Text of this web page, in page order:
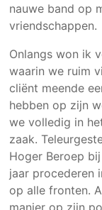
Over ons
Disclaimer
Kwaliteit
Rechtsgebieden
Beschermd:
Servicegericht
nauwe band op
vriendschappen.
Onlangs won ik
waarin we ruim
cliënt meende
hebben op zijn
we volledig in
zaak.
Hoger Beroep
jaar procederen
op alle fronten.
manier op zijn